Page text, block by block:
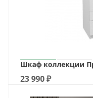
Шкаф коллекции
23 990₽